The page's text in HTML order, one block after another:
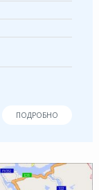
ПОДРОБНО